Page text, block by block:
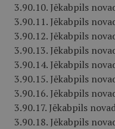
3.90.10. Jēkabpils
3.90.11. Jēkabpils
3.90.12. Jēkabpils
3.90.13. Jēkabpils
3.90.14. Jēkabpils
3.90.15. Jēkabpils
3.90.16. Jēkabpils
3.90.17. Jēkabpils
3.90.18. Jēkabpils